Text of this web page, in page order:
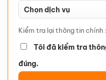
Kiểm tra lại thông tin chính
Tôi đã kiểm tra
đúng.